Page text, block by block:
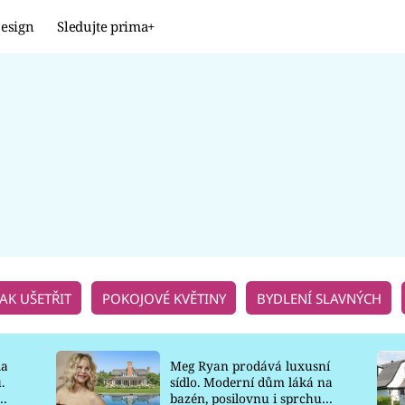
Sledujte prima+
UŠETŘIT POKOJOVÉ KVĚTINY BYDLENÍ SLAVNÝCH
Meg Ryan prodává luxusní
sídlo. Moderní dům láká na
bazén, posilovnu i sprchu